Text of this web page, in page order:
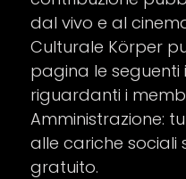
dal vivo e al
Culturale Körper
pagina le seguenti
riguardanti i
Amministrazione:
alle cariche sociali
gratuito.